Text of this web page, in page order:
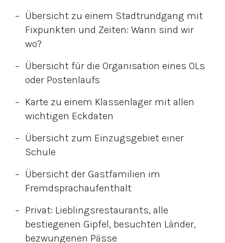
Übersicht zu einem Stadtrundgang mit
Fixpunkten und Zeiten: Wann sind wir
wo?
Übersicht für die Organisation eines OLs
oder Postenlaufs
Karte zu einem Klassenlager mit allen
wichtigen Eckdaten
Übersicht zum Einzugsgebiet einer
Schule
Übersicht der Gastfamilien im
Fremdsprachaufenthalt
Privat: Lieblingsrestaurants, alle
bestiegenen Gipfel, besuchten Länder,
bezwungenen Pässe